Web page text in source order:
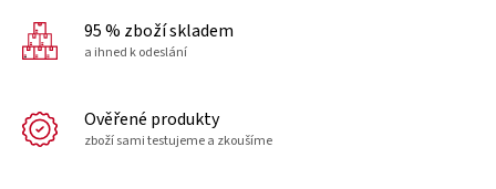
95 % zboží skladem
a ihned k odeslání
Ověřené produkty
zboží sami testujeme a zkoušíme